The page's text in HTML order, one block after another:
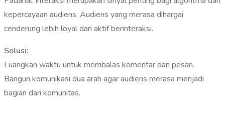
kepercayaan audiens. Audiens yang merasa dihargai
cenderung lebih loyal dan aktif berinteraksi.
Solusi:
Luangkan waktu untuk membalas komentar dan pesan.
Bangun komunikasi dua arah agar audiens merasa menjadi
bagian dari komunitas.